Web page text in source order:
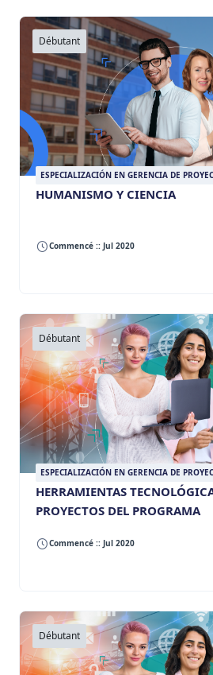
Débutant
ESPECIALIZACIÓN EN GERENCIA DE
HUMANISMO Y CIENCIA
Commencé :: Jul 2020
Débutant
ESPECIALIZACIÓN EN GERENCIA DE
HERRAMIENTAS
PROYECTOS DEL PROGRAMA
Commencé :: Jul 2020
Débutant